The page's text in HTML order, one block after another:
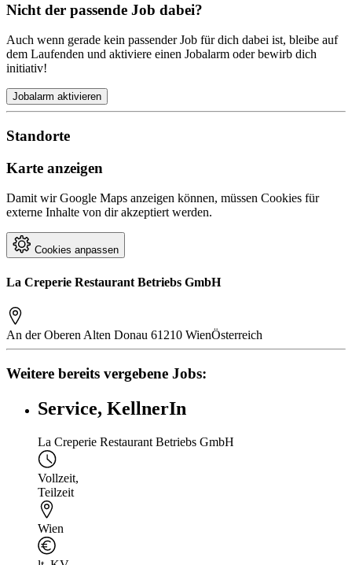
Nicht der passende Job dabei?
Auch wenn gerade kein passender Job für dich dabei ist, bleibe auf
dem Laufenden und aktiviere einen Jobalarm oder bewirb dich
initiativ!
Jobalarm aktivieren
Standorte
Karte anzeigen
Damit wir Google Maps anzeigen können, müssen Cookies für
externe Inhalte von dir akzeptiert werden.
Cookies anpassen
La Creperie Restaurant Betriebs GmbH
An der Oberen Alten Donau 61210 WienÖsterreich
Weitere bereits vergebene Jobs:
Service, KellnerIn
La Creperie Restaurant Betriebs GmbH
Vollzeit,
Teilzeit
Wien